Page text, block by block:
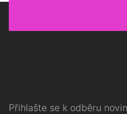
Přihlašte se k odběru